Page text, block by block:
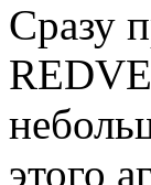
Сразу
этого